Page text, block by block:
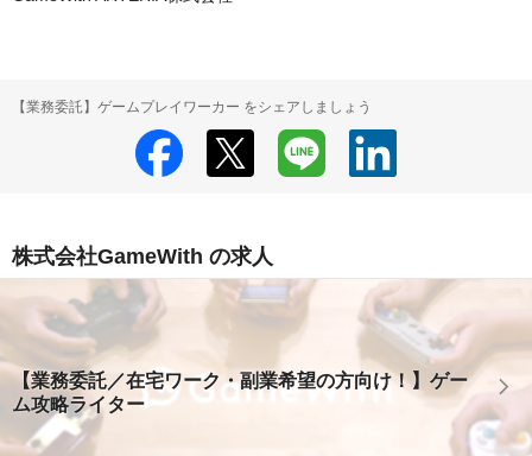
【業務委託】ゲームプレイワーカー をシェアしましょう
株式会社GameWith の求人
【業務委託／在宅ワーク・副業希望の方向け！】ゲー
ム攻略ライター